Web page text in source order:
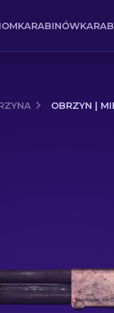
KARABINÓW
OBRZYN |